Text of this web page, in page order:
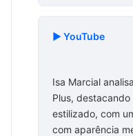
▶️ YouTube
Isa Marcial
Plus,
estilizado, com
com aparência